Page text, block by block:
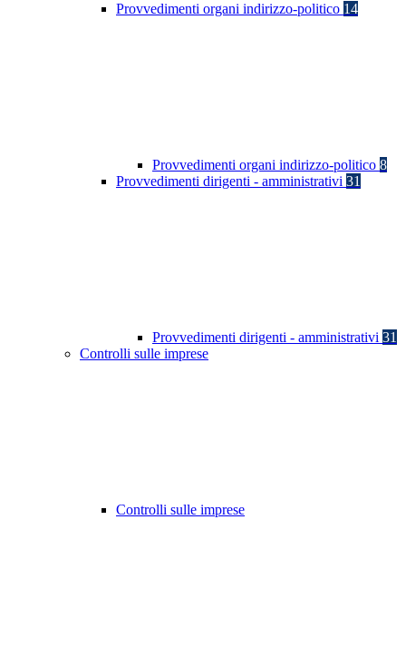
Provvedimenti organi indirizzo-politico 14
Provvedimenti organi indirizzo-politico 8
Provvedimenti dirigenti - amministrativi 31
Provvedimenti dirigenti - amministrativi 31
Controlli sulle imprese
Controlli sulle imprese